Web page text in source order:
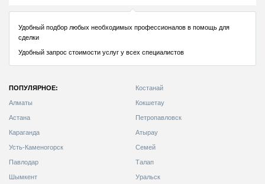
ПОПУЛЯРНОЕ:
Алматы
Астана
Караганда
Усть-Каменогорск
Павлодар
Шымкент
Костанай
Кокшетау
Петропавловск
Атырау
Семей
Талап
Уральск